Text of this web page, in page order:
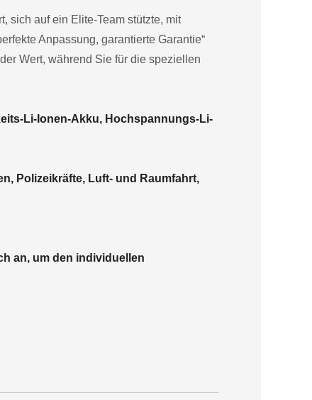
sich auf ein Elite-Team stützte, mit
Anpassung, garantierte Garantie“
Wert, während Sie für die speziellen
Li-Ionen-Akku, Hochspannungs-Li-
Polizeikräfte, Luft- und Raumfahrt,
an, um den individuellen